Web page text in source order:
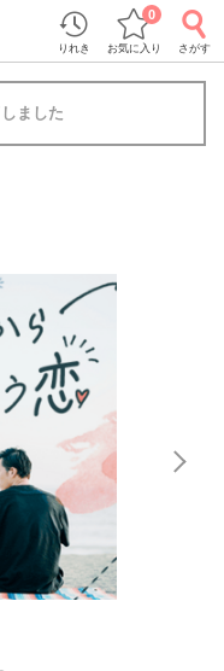
りれき お気に入り
0
さがす
ました